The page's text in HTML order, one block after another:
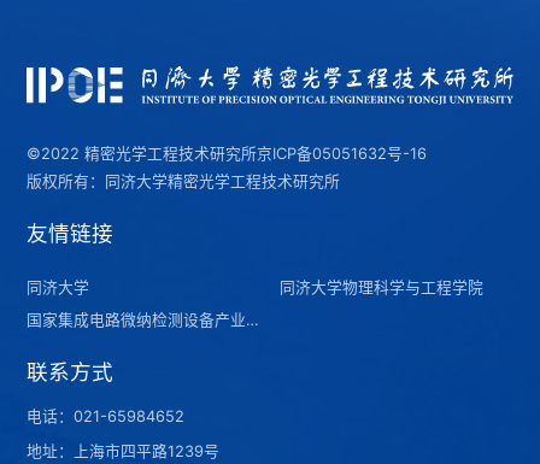
©2022 精密光学工程技术研究所京ICP备05051632号-16
版权所有：同济大学精密光学工程技术研究所
友情链接
同济大学
同济大学物理科学与工程学院
国家集成电路微纳检测设备产业计量测试中心（上海）
联系方式
电话：021-65984652
地址：上海市四平路1239号